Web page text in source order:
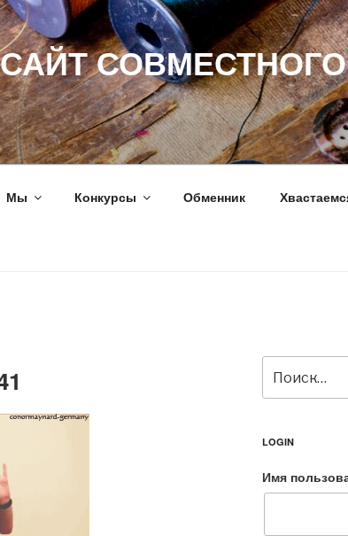
СОВМЕСТНОГО
Мы Конкурсы Обменник
LOGIN
Имя